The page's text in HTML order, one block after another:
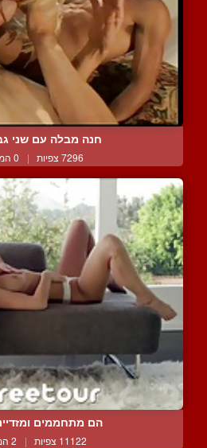
חנה מבלה עם שני
7296 צפיות | 0 המלצות
הם מתחממים
11122 צפיות | 2 המלצות